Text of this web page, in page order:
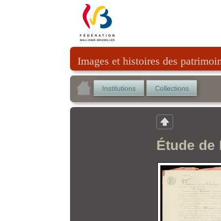
Images et histoires des
Institutions Collections
Étude de